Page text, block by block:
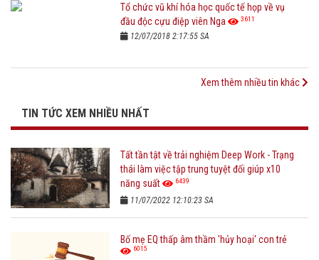
Tổ chức vũ khí hóa học quốc tế họp về vụ
đầu độc cựu điệp viên Nga
3611
12/07/2018 2:17:55 SA
Xem thêm nhiều tin khác
TIN TỨC XEM NHIỀU NHẤT
Tất tần tật về trải nghiệm Deep Work - Trạng
thái làm việc tập trung tuyệt đối giúp x10
năng suất
6439
11/07/2022 12:10:23 SA
Bố mẹ EQ thấp âm thầm 'hủy hoại' con trẻ
6015